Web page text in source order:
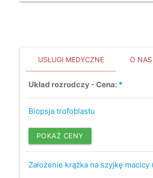
USŁUGI MEDYCZNE O NAS
Układ rozrodczy - Cena: *
Biopsja trofoblastu
POKAŻ CENY
Założenie krążka na szyjkę macicy